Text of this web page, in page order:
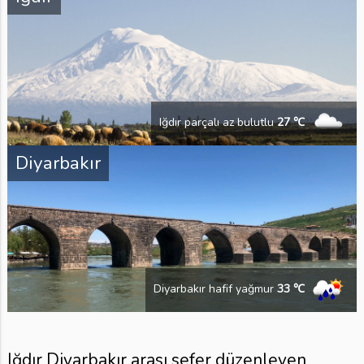
Iğdır parçalı az bulutlu27 ℃
Diyarbakır
Diyarbakır hafif yağmur33 ℃